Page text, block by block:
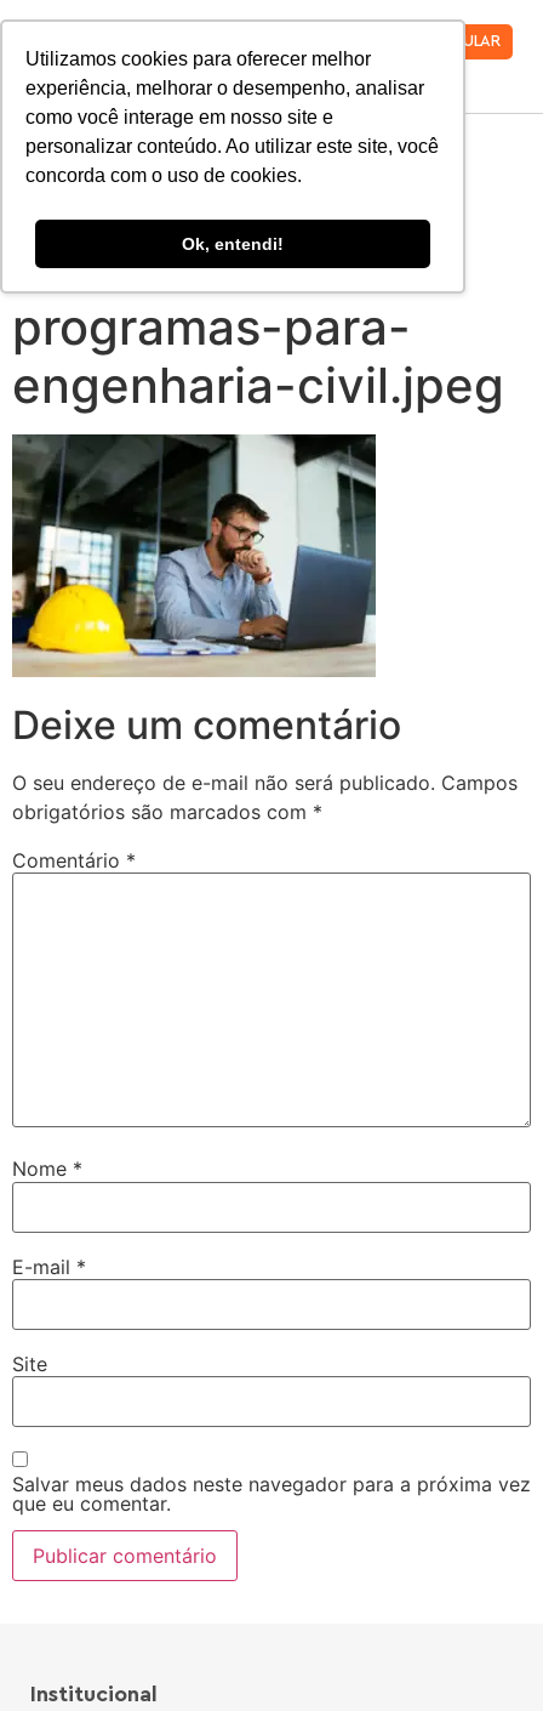
Utilizamos cookies para oferecer melhor
experiência, melhorar o desempenho, analisar
como você interage em nosso site e
personalizar conteúdo. Ao utilizar este site, você
concorda com o uso de cookies.
Ok, entendi!
VESTIBULAR
entenda-a-
importancia-dos-
softwares-e-
programas-para-
engenharia-civil.jpeg
Deixe um comentário
O seu endereço de e-mail não será publicado. Campos
obrigatórios são marcados com *
Comentário *
Nome *
E-mail *
Site
Salvar meus dados neste navegador para a próxima vez
que eu comentar.
Institucional